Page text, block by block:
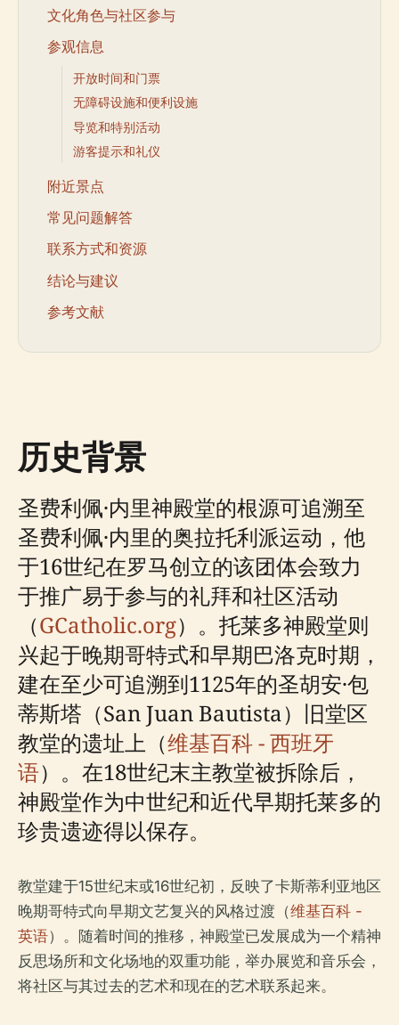
文化角色与社区参与
参观信息
开放时间和门票
无障碍设施和便利设施
导览和特别活动
游客提示和礼仪
附近景点
常见问题解答
联系方式和资源
结论与建议
参考文献
历史背景
圣费利佩·内里神殿堂的根源可追溯至
圣费利佩·内里的奥拉托利派运动，他
于16世纪在罗马创立的该团体会致力
于推广易于参与的礼拜和社区活动
（GCatholic.org）。托莱多神殿堂则
兴起于晚期哥特式和早期巴洛克时期，
建在至少可追溯到1125年的圣胡安·包
蒂斯塔（San Juan Bautista）旧堂区
教堂的遗址上（维基百科 - 西班牙
语）。在18世纪末主教堂被拆除后，
神殿堂作为中世纪和近代早期托莱多的
珍贵遗迹得以保存。
教堂建于15世纪末或16世纪初，反映了卡斯蒂利亚地区
晚期哥特式向早期文艺复兴的风格过渡（维基百科 -
英语）。随着时间的推移，神殿堂已发展成为一个精神
反思场所和文化场地的双重功能，举办展览和音乐会，
将社区与其过去的艺术和现在的艺术联系起来。